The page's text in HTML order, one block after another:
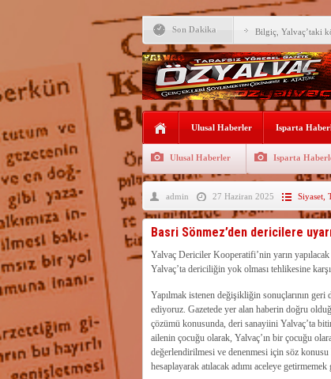
Son Dakika Bilgiç, Yalvaç’taki
Tunçbilek: “Ekmek
Hükümettir”
Süreyya Sadi
Festivalde sünnet
Arıcılara 3 yılda
Yalvaç’ta ekmek
62 BİN
MEMNUNİYET
Isparta dahil 52 ilde
gözaltı
zamankinden daha
Ulusal Haberler Isparta
Ulusal Haberler Isparta
admin 27 Haziran 2025 Siyaset,
Basri Sönmez’den dericilere
Yalvaç Dericiler Kooperatifi’nin yarın
Yalvaç’ta dericiliğin yok olması tehlikesine
Yapılmak istenen değişikliğin sonuçlarının geri
ediyoruz. Gazetede yer alan haberin doğru
çözümü konusunda, deri sanayiini Yalvaç’ta
ailenin çocuğu olarak, Yalvaç’ın bir çocuğu
değerlendirilmesi ve denenmesi için söz
hesaplayarak atılacak adımı aceleye